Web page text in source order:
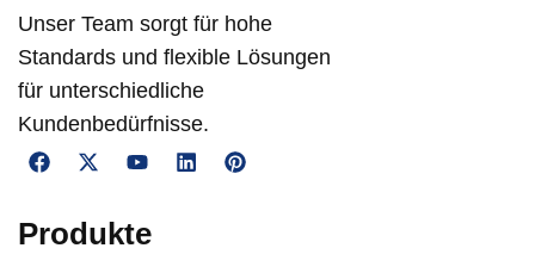
Unser Team sorgt für hohe
Standards und flexible Lösungen
für unterschiedliche
Kundenbedürfnisse.
Produkte